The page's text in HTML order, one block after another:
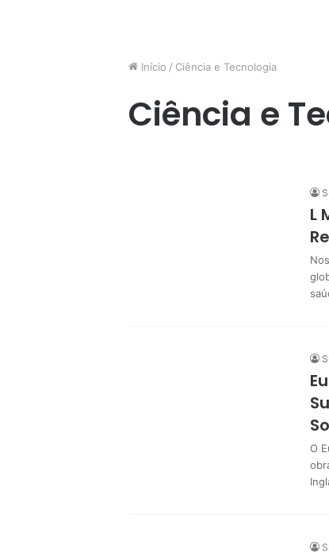
Início / Ciência e Tecnologia
Ciência e
L
O